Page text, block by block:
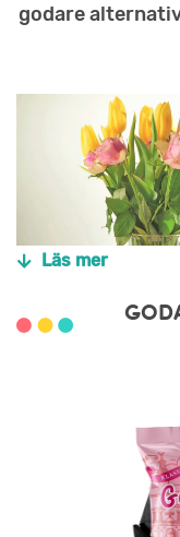
godare
Läs mer